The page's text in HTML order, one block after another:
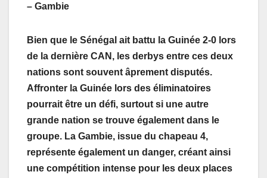
– Gambie
Bien que le Sénégal ait battu la Guinée 2-0 lors
de la dernière CAN, les derbys entre ces deux
nations sont souvent âprement disputés.
Affronter la Guinée lors des éliminatoires
pourrait être un défi, surtout si une autre
grande nation se trouve également dans le
groupe. La Gambie, issue du chapeau 4,
représente également un danger, créant ainsi
une compétition intense pour les deux places